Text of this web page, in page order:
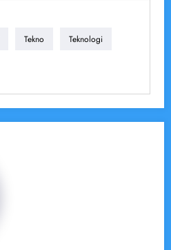
Tekno Teknologi